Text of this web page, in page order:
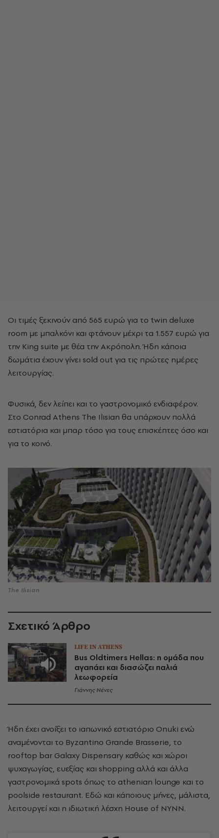
Οι τιμές ξεκινούν από 565 ευρώ για το twin deluxe
room με μπαλκόνι και φτάνουν μέχρι τα 1.557 ευρώ για
την King suite με θέα την Ακρόπολη. Ήδη κάποια
δωμάτια έχουν γίνει sold out για τις πρώτες ημέρες
λειτουργίας.
Φυσικά, δεν λείπει και το γαστρονομικό ενδιαφέρον.
Στο Conrad Athens The Ilisian θα υπάρχουν πολλά
εστιατόρια και μπαρ τόσο για τους επισκέπτες όσο και
για το κοινό.
The Ilisian
Σχετικό Άρθρο
LIFE IN ATHENS
Bus Oldtimers Hellas: η ομάδα που
αγαπάει και διασώζει παλιά
λεωφορεία
Γιάννης Νένες
Ήδη έχει ανοίξει το ιαπωνικό εστιατόριο Onuki ενώ
αναμένονται το Byzantino Grande Brasserie, το
rooftop bar Galaxy Dispensary καθώς και χώροι
ψυχαγωγίας, ευεξίας και shopping αλλά και άλλα
γαστρονομικά spots όπως το athenian lounge και το
poolside restaurant. Εδώ και κάποιους μήνες, μάλιστα,
λειτουργεί και η ιδιωτική λέσχη House of NYNN.